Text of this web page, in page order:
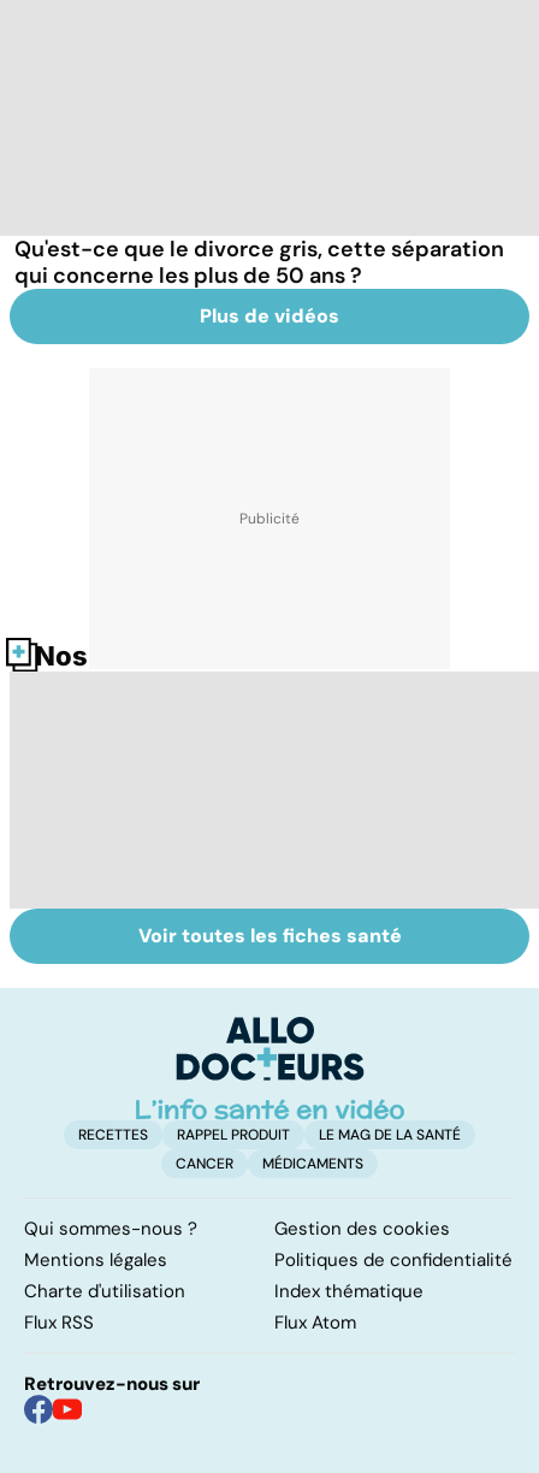
Qu'est-ce que le divorce gris, cette séparation
qui concerne les plus de 50 ans ?
Plus de vidéos
Nos fiches santé
Violences
sexuelles :
Faire du sport à
domicile, c'est
Voir toutes les fiches santé
RECETTES RAPPEL PRODUIT
LE MAG DE LA SANTÉ
CANCER
MÉDICAMENTS
Qui sommes-nous ?
Gestion des cookies
Mentions légales
Politiques de confidentialité
Charte d'utilisation
Index thématique
Flux RSS
Flux Atom
Retrouvez-nous sur